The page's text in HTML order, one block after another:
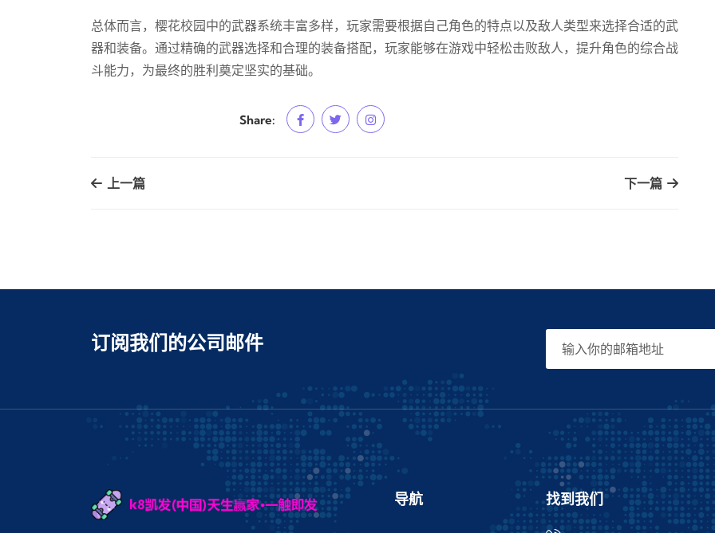
总体而言，樱花校园中的武器系统丰富多样，玩家需要根据自己角色的特点以及敌人类型来选择合适的武
器和装备。通过精确的武器选择和合理的装备搭配，玩家能够在游戏中轻松击败敌人，提升角色的综合战
斗能力，为最终的胜利奠定坚实的基础。
Share:
上一篇 下一篇
订阅我们的公司邮件
导航 找到我们